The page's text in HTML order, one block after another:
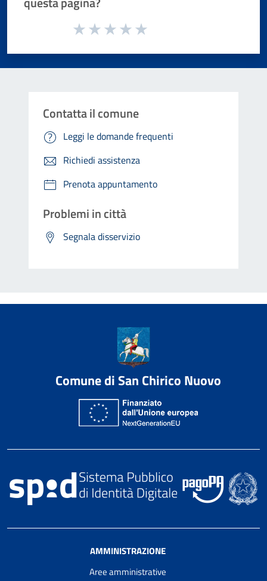
Valuta da 1 a 5 stelle la pagina
Contatta il comune
Leggi le domande frequenti
Richiedi assistenza
Prenota appuntamento
Problemi in città
Segnala disservizio
Comune di San Chirico Nuovo
AMMINISTRAZIONE
Aree amministrative